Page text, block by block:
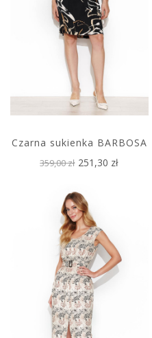
Czarna sukienka BARBOSA
359,00 zł 251,30 zł